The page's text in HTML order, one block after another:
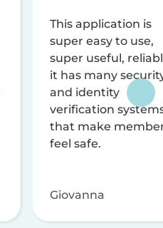
This application is
super easy to use,
super useful,
it has many
and identity
verification
that make
feel safe.
Giovanna